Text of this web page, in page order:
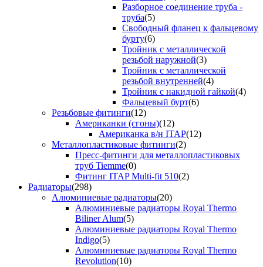
Разборное соединение труба -
труба(5)
Свободный фланец к фальцевому
бурту(6)
Тройник с металлической
резьбой наружной(3)
Тройник с металлической
резьбой внутренней(4)
Тройник с накидной гайкой(4)
Фальцевый бурт(6)
Резьбовые фитинги(12)
Американки (сгоны)(12)
Американка в/н ITAP(12)
Металлопластиковые фитинги(2)
Пресс-фитинги для металлопластиковых
труб Tiemme(0)
Фитинг ITAP Multi-fit 510(2)
Радиаторы(298)
Алюминиевые радиаторы(20)
Алюминиевые радиаторы Royal Thermo
Biliner Alum(5)
Алюминиевые радиаторы Royal Thermo
Indigo(5)
Алюминиевые радиаторы Royal Thermo
Revolution(10)